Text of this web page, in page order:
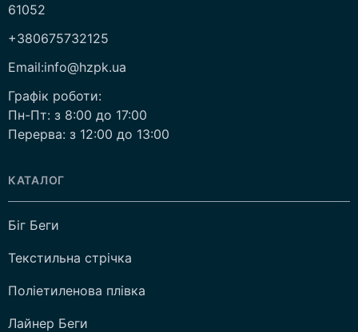
61052
+380675732125
Email:info@hzpk.ua
Графік роботи:
Пн-Пт: з 8:00 до 17:00
Перерва: з 12:00 до 13:00
КАТАЛОГ
Біг Беги
Текстильна стрічка
Поліетиленова плівка
Лайнер Беги